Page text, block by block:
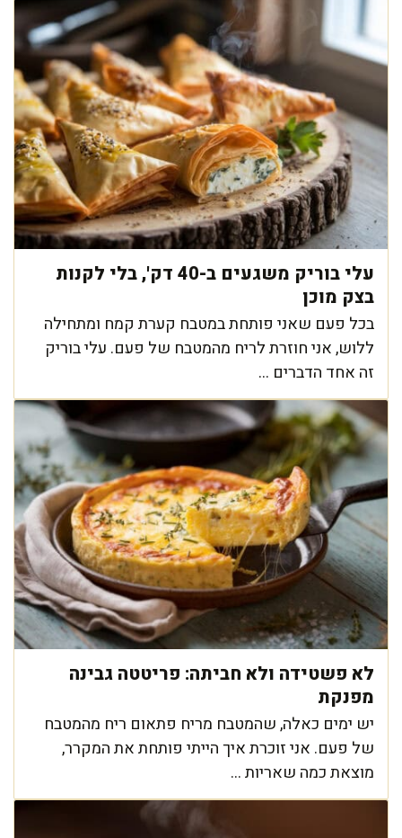
עלי בוריק משגעים ב-40 דק', בלי לקנות
בצק מוכן
בכל פעם שאני פותחת במטבח קערת קמח ומתחילה
ללוש, אני חוזרת לריח מהמטבח של פעם. עלי בוריק
זה אחד הדברים ...
לא פשטידה ולא חביתה: פריטטה גבינה
מפנקת
יש ימים כאלה, שהמטבח מריח פתאום ריח מהמטבח
של פעם. אני זוכרת איך הייתי פותחת את המקרר,
מוצאת כמה שאריות ...